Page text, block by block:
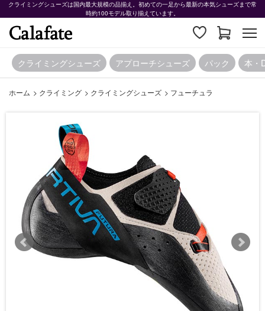
クライミングシューズは国内最大規模の品揃え。初めての一足から最新の本気シューズまで常
時約100モデル取り揃えています。
クライミングシューズ アプローチシューズ パック 本・
ホーム > クライミング > クライミングシューズ > フューチュラ